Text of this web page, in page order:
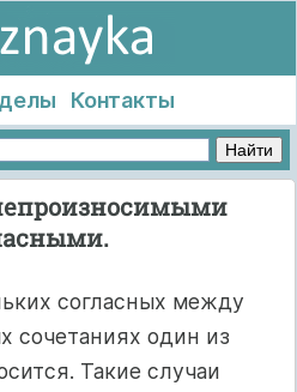
Контакты
согласных между
сочетаниях один из
Такие случаи